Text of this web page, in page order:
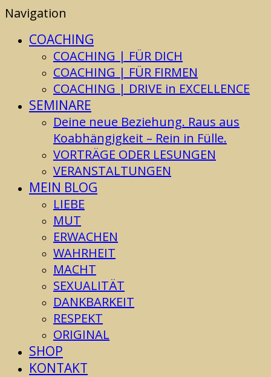
Navigation
COACHING
COACHING | FÜR DICH
COACHING | FÜR FIRMEN
COACHING | DRIVE in EXCELLENCE
SEMINARE
Deine neue Beziehung. Raus aus
Koabhängigkeit – Rein in Fülle.
VORTRÄGE ODER LESUNGEN
VERANSTALTUNGEN
MEIN BLOG
LIEBE
MUT
ERWACHEN
WAHRHEIT
MACHT
SEXUALITÄT
DANKBARKEIT
RESPEKT
ORIGINAL
SHOP
KONTAKT